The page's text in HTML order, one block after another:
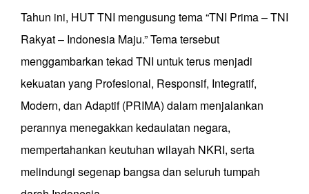
Tahun ini, HUT TNI mengusung tema “TNI Prima – TNI
Rakyat – Indonesia Maju.” Tema tersebut
menggambarkan tekad TNI untuk terus menjadi
kekuatan yang Profesional, Responsif, Integratif,
Modern, dan Adaptif (PRIMA) dalam menjalankan
perannya menegakkan kedaulatan negara,
mempertahankan keutuhan wilayah NKRI, serta
melindungi segenap bangsa dan seluruh tumpah